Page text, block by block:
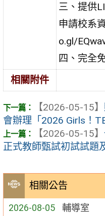
相關公告
2026-08-05 輔導室
三、提供
申請校系
o.gl/
四、完全
相關附件
【2026-05-15】
會辦理「2026 Girls！
【2026-05-15】
正式教師甄試初試試題